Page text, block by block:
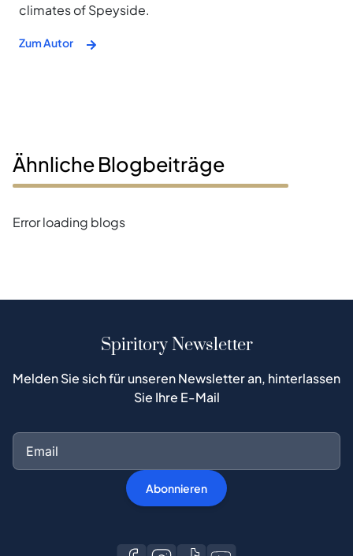
climates of Speyside.
Zum Autor
Ähnliche Blogbeiträge
Error loading blogs
Spiritory Newsletter
Melden Sie sich für unseren Newsletter an, hinterlassen
Sie Ihre E-Mail
Abonnieren